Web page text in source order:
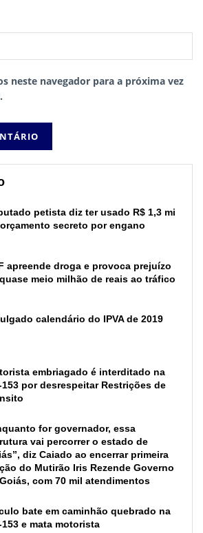
neste navegador para a próxima vez
petista diz ter usado R$ 1,3 mi
secreto por engano
apreende droga e provoca prejuízo
meio milhão de reais ao tráfico
calendário do IPVA de 2019
embriagado é interditado na
153 por desrespeitar Restrições de
for governador, essa
vai percorrer o estado de
diz Caiado ao encerrar primeira
do Mutirão Iris Rezende Governo
com 70 mil atendimentos
bate em caminhão quebrado na
153 e mata motorista